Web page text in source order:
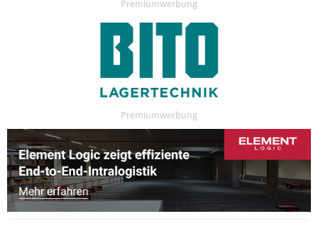
Premiumwerbung
Premiumwerbung